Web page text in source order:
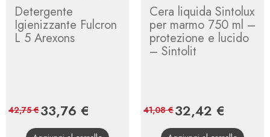
Detergente
Igienizzante Fulcron
L 5 Arexons
Prezzo
33,76 €
base
42,75 €
Cera liquida Sintolux
per marmo 750 ml –
protezione e lucido
– Sintolit
Prezzo
32,42 €
base
41,08 €